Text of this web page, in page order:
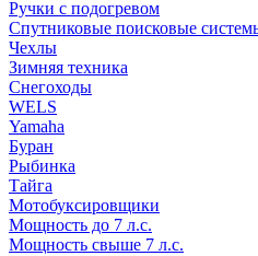
Ручки с подогревом
Спутниковые поисковые
Чехлы
Зимняя техника
Снегоходы
WELS
Yamaha
Буран
Рыбинка
Тайга
Мотобуксировщики
Мощность до 7 л.с.
Мощность свыше 7 л.с.